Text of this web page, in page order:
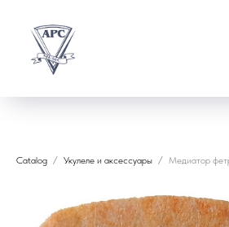
Catalog Укулеле и аксессуары